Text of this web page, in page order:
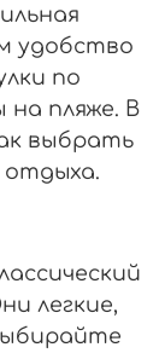
удобство
по
на пляже. В
выбрать
отдыха.
легкие,